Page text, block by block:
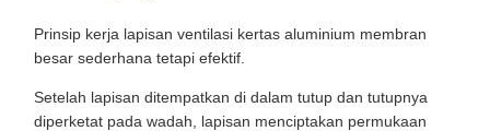
Prinsip kerja lapisan ventilasi kertas aluminium membran
besar sederhana tetapi efektif.
Setelah lapisan ditempatkan di dalam tutup dan tutupnya
diperketat pada wadah, lapisan menciptakan permukaan